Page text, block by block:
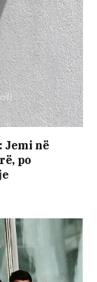
Jemi në
po